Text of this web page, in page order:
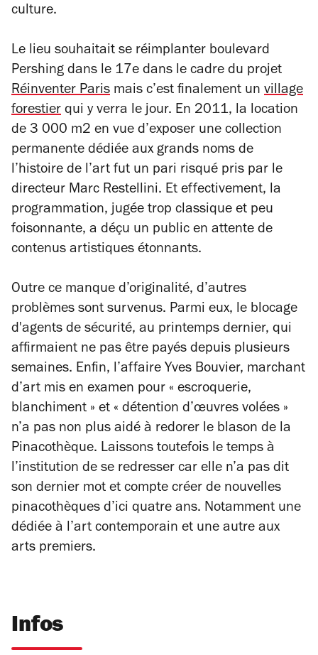
culture.
Le lieu souhaitait se réimplanter boulevard
Pershing dans le 17e dans le cadre du projet
Réinventer Paris mais c’est finalement un village
forestier qui y verra le jour. En 2011, la location
de 3 000 m2 en vue d’exposer une collection
permanente dédiée aux grands noms de
l’histoire de l’art fut un pari risqué pris par le
directeur Marc Restellini. Et effectivement, la
programmation, jugée trop classique et peu
foisonnante, a déçu un public en attente de
contenus artistiques étonnants.
Outre ce manque d’originalité, d’autres
problèmes sont survenus. Parmi eux, le blocage
d'agents de sécurité, au printemps dernier, qui
affirmaient ne pas être payés depuis plusieurs
semaines. Enfin, l’affaire Yves Bouvier, marchant
d’art mis en examen pour « escroquerie,
blanchiment » et « détention d’œuvres volées »
n’a pas non plus aidé à redorer le blason de la
Pinacothèque. Laissons toutefois le temps à
l’institution de se redresser car elle n’a pas dit
son dernier mot et compte créer de nouvelles
pinacothèques d’ici quatre ans. Notamment une
dédiée à l’art contemporain et une autre aux
arts premiers.
Infos